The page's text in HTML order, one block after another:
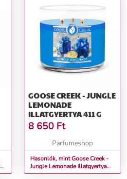
GOOSE CREEK - JUNGLE
LEMONADE
ILLATGYERTYA 411 G
8 650 Ft
Parfumeshop
Hasonlók, mint Goose Creek -
Jungle Lemonade Illatgyertya
411 g